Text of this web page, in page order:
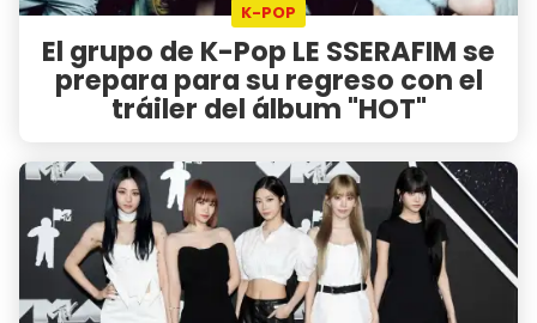
K-POP
El grupo de K-Pop LE SSERAFIM se
prepara para su regreso con el
tráiler del álbum "HOT"